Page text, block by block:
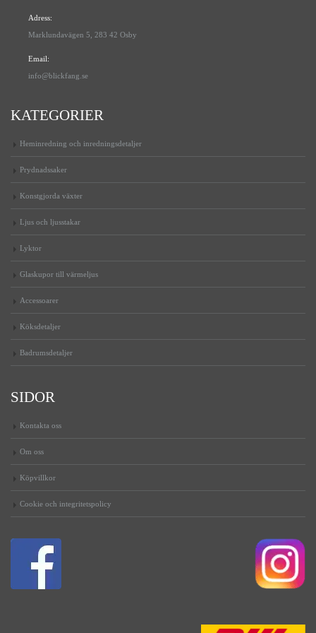
Adress:
Marklundavägen 5, 283 42 Osby
Email:
info@blickfang.se
KATEGORIER
Heminredning och inredningsdetaljer
Prydnadssaker
Konstgjorda växter
Ljus och ljusstakar
Lyktor
Glaskupor till värmeljus
Accessoarer
Köksdetaljer
Badrumsdetaljer
SIDOR
Kontakta oss
Om oss
Köpvillkor
Cookie och integritetspolicy